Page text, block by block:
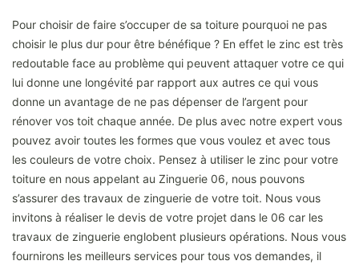
Pour choisir de faire s’occuper de sa toiture pourquoi ne pas
choisir le plus dur pour être bénéfique ? En effet le zinc est très
redoutable face au problème qui peuvent attaquer votre ce qui
lui donne une longévité par rapport aux autres ce qui vous
donne un avantage de ne pas dépenser de l’argent pour
rénover vos toit chaque année. De plus avec notre expert vous
pouvez avoir toutes les formes que vous voulez et avec tous
les couleurs de votre choix. Pensez à utiliser le zinc pour votre
toiture en nous appelant au Zinguerie 06, nous pouvons
s’assurer des travaux de zinguerie de votre toit. Nous vous
invitons à réaliser le devis de votre projet dans le 06 car les
travaux de zinguerie englobent plusieurs opérations. Nous vous
fournirons les meilleurs services pour tous vos demandes, il